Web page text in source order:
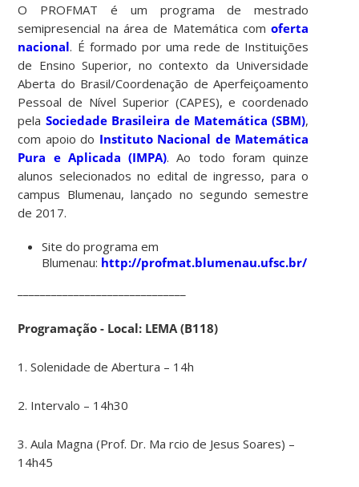
O PROFMAT é um programa de mestrado
semipresencial na área de Matemática comoferta
nacional. É formado por uma rede de Instituições
de Ensino Superior, no contexto da Universidade
Aberta do Brasil/Coordenação de Aperfeiçoamento
Pessoal de Nível Superior (CAPES), e coordenado
pela Sociedade Brasileira de Matemática (SBM),
com apoio do Instituto Nacional de Matemática
Pura e Aplicada (IMPA). Ao todo foram quinze
alunos selecionados no edital de ingresso, para o
campus Blumenau, lançado no segundo semestre
de 2017.
Site do programa em
Blumenau: http://profmat.blumenau.ufsc.br/
Programação - Local: LEMA (B118)
1. Solenidade de Abertura – 14h
2. Intervalo – 14h30
3. Aula Magna (Prof. Dr. Ma rcio de Jesus Soares) –
14h45